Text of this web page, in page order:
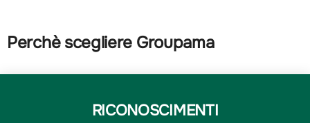
Perchè scegliere Groupama
RICONOSCIMENTI